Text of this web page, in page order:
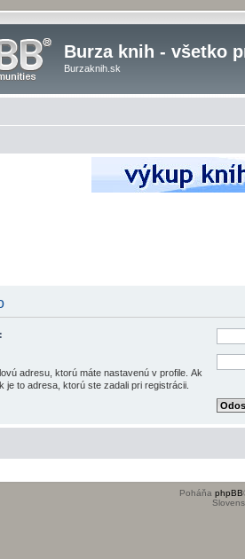
Burza knih - všetko
Burzaknih.sk
adresu, ktorú máte nastavenú v profile. Ak
je to adresa, ktorú ste zadali pri registrácii.
Poháňa phpBB